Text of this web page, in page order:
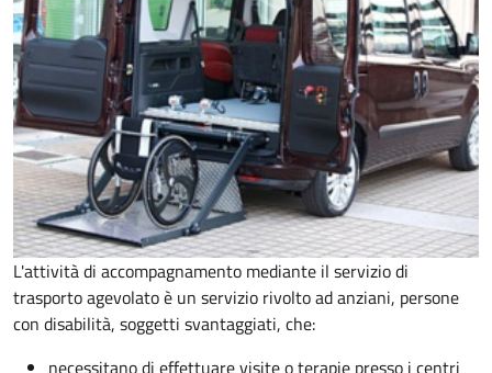
L'attività di accompagnamento mediante il servizio di
trasporto agevolato è un servizio rivolto ad anziani, persone
con disabilità, soggetti svantaggiati, che: